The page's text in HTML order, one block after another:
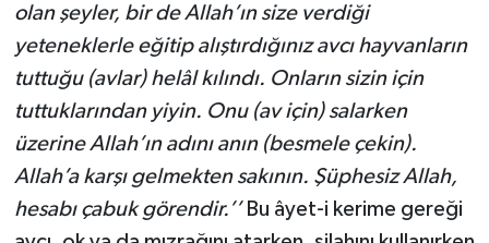
olan şeyler, bir de Allah’ın size verdiği
yeteneklerle eğitip alıştırdığınız avcı hayvanların
tuttuğu (avlar) helâl kılındı. Onların sizin için
tuttuklarından yiyin. Onu (av için) salarken
üzerine Allah’ın adını anın (besmele çekin).
Allah’a karşı gelmekten sakının. Şüphesiz Allah,
hesabı çabuk görendir.’’Bu âyet-i kerime gereği
Trabzon Müftülüğü
Tunceli Müftülüğü
Uşak Müftülüğü
Van Müftülüğü
Yalova Müftülüğü